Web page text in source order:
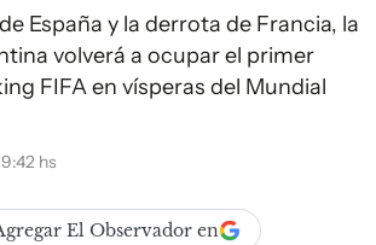
España y la derrota de Francia, la
volverá a ocupar el primer
FIFA en vísperas del Mundial
9:42 hs
El Observador en